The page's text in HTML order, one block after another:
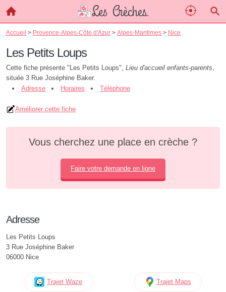
Accueil > Provence-Alpes-Côte d'Azur > Alpes-Maritimes > Nice
Les Petits Loups
Cette fiche présente "Les Petits Loups", Lieu d'accueil enfants-parents,
située 3 Rue Joséphine Baker.
Adresse
Horaires Téléphone
Améliorer cette fiche
Vous cherchez une place en crèche ?
Faire votre demande en ligne
Adresse
Les Petits Loups
3 Rue Joséphine Baker
06000 Nice
Trajet Waze Trajet Maps